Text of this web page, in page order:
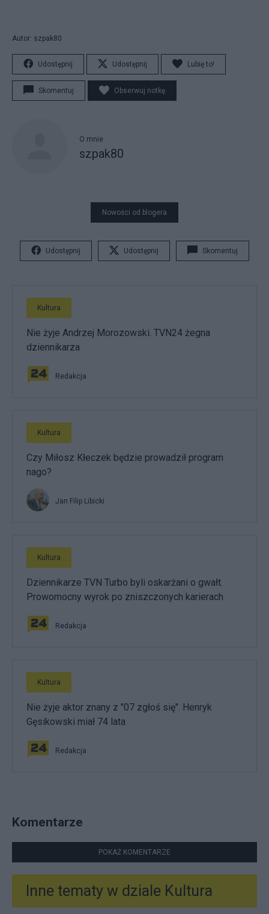
Autor: szpak80
Udostępnij Udostępnij Lubię to!
Skomentuj Obserwuj notkę
O mnie
szpak80
Nowości od blogera
Udostępnij Udostępnij Skomentuj
Kultura
Nie żyje Andrzej Morozowski. TVN24 żegna
dziennikarza
Redakcja
Kultura
Czy Miłosz Kłeczek będzie prowadził program
nago?
Jan Filip Libicki
Kultura
Dziennikarze TVN Turbo byli oskarżani o gwałt.
Prowomocny wyrok po zniszczonych karierach
Redakcja
Kultura
Nie żyje aktor znany z "07 zgłoś się". Henryk
Gęsikowski miał 74 lata
Redakcja
Komentarze
POKAŻ KOMENTARZE
Inne tematy w dziale Kultura